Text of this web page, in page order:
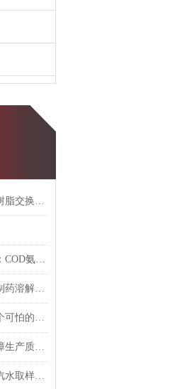
硅酸根在线监测仪维护：树脂交换柱失效判断与更换时机
造纸厂废水处理仪表攻略：COD氨氮悬浮物在线监测实操
这才是大多数人选择生物制药溶解氧电极的真正理由！
泳池里到底有多少尿？这个可怕的问题终于有答案了
半导体水质检测设备：保障生产质量的利器
电厂化学仪表配置清单：汽水取样→硅酸根→钠离子全链路方案